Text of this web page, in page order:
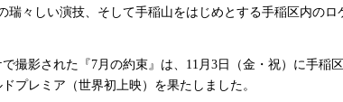
瑞々しい演技、そして手稲山をはじめとする手稲区内の
撮影された『7月の約束』は、11月3日（金・祝）に手稲
プレミア（世界初上映）を果たしました。